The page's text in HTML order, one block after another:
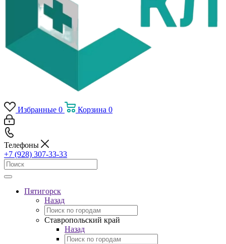
Избранные 0 Корзина 0
Телефоны
+7 (928) 307-33-33
Пятигорск
Назад
Ставропольский край
Назад